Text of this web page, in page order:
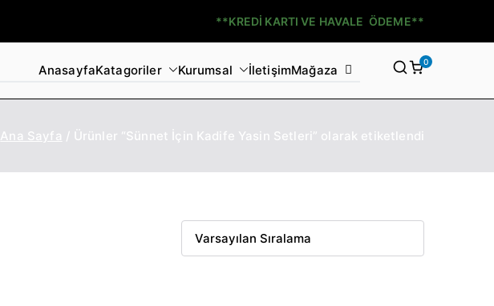
**KREDİ KARTI VE HAVALE ÖDEME**
AnasayfaKatagoriler Kurumsal İletişimMağaza
0
Ana Sayfa Ürünler “Sünnet İçin Kadife Yasin Setleri” olarak etiketlendi